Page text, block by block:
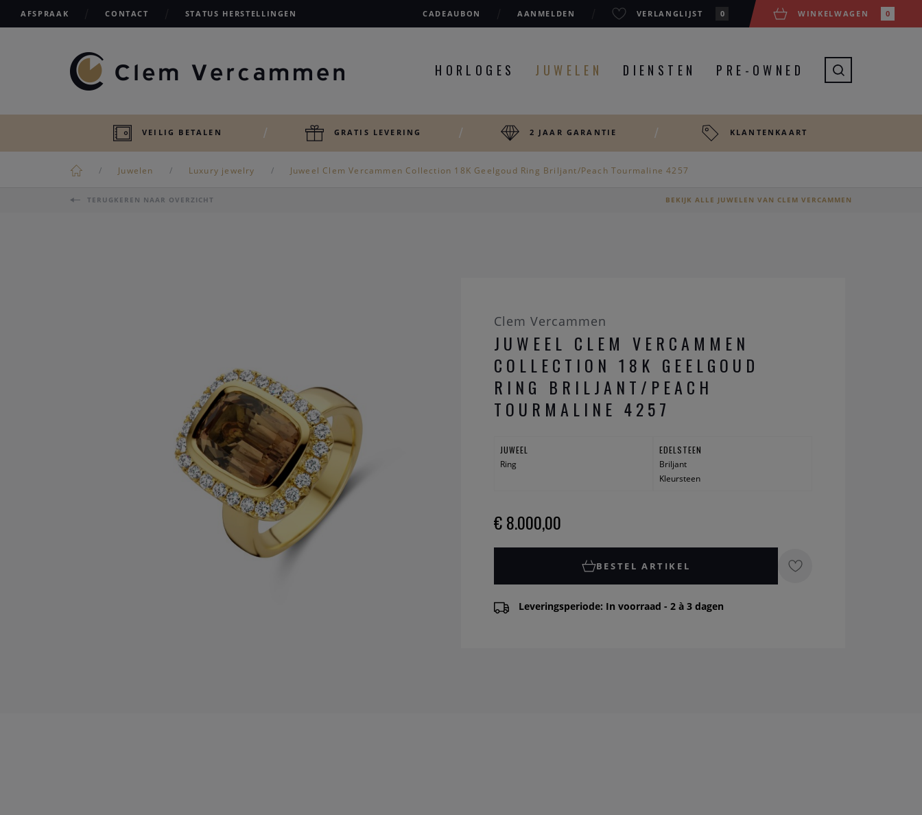
AFSPRAAK CONTACT STATUS HERSTELLINGEN CADEAUBON AANMELDEN VERLANGLIJST 0 WINKELWAGEN 0
HORLOGES JUWELEN DIENSTEN PRE-OWNED
VEILIG BETALEN GRATIS LEVERING 2 JAAR GARANTIE KLANTENKAART
Juwelen Luxury jewelry Juweel Clem Vercammen Collection 18K Geelgoud Ring Briljant/Peach Tourmaline 4257
TERUGKEREN NAAR OVERZICHT BEKIJK ALLE JUWELEN VAN CLEM VERCAMMEN
Clem Vercammen
JUWEEL CLEM VERCAMMEN
COLLECTION 18K GEELGOUD
RING BRILJANT/PEACH
TOURMALINE 4257
JUWEEL
Ring
EDELSTEEN
Briljant
Kleursteen
€ 8.000,00
BESTEL ARTIKEL
Leveringsperiode: In voorraad - 2 à 3 dagen